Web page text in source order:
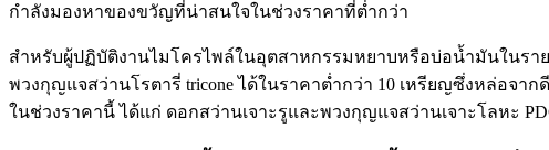
กำลังมองหาของขวัญที่น่าสนใจในช่วงราคาที่ต่ำกว่า
สำหรับผู้ปฏิบัติงานไมโครไพล์ในอุตสาหกรรมหยาบหรือบ่อน้ำมันในร
พวงกุญแจสว่านโรตารี่ tricone ได้ในราคาต่ำกว่า 10 เหรียญซึ่งหล่อจ
ในช่วงราคานี้ ได้แก่ ดอกสว่านเจาะรูและพวงกุญแจสว่านเจาะโลหะ